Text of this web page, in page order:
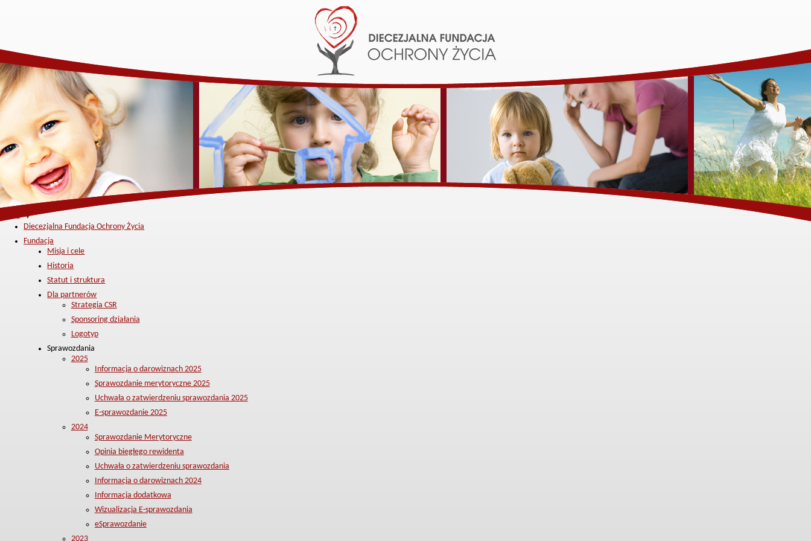
Menu ▼
Diecezjalna Fundacja Ochrony Życia
Fundacja
Misja i cele
Historia
Statut i struktura
Dla partnerów
Strategia CSR
Sponsoring działania
Logotyp
Sprawozdania
2025
Informacja o darowiznach 2025
Sprawozdanie merytoryczne 2025
Uchwała o zatwierdzeniu sprawozdania 2025
E-sprawozdanie 2025
2024
Sprawozdanie Merytoryczne
Opinia biegłego rewidenta
Uchwała o zatwierdzeniu sprawozdania
Informacja o darowiznach 2024
Informacja dodatkowa
Wizualizacja E-sprawozdania
eSprawozdanie
2023